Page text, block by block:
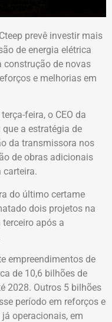
prevê investir mais
de energia elétrica
construção de novas
e melhorias em
feira, o CEO da
a estratégia de
da transmissora nos
de obras adicionais
carteira.
do último certame
dois projetos na
após a
empreendimentos de
de 10,6 bilhões de
2028. Outros 5 bilhões
período em reforços e
operacionais, em